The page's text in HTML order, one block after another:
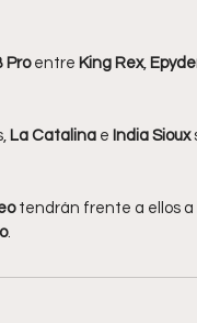
Pro entre King Rex,
La Catalina e India Sioux
tendrán frente a ellos a
.